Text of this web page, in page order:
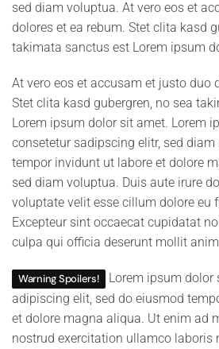
sed diam voluptua. At vero eos et
dolores et ea rebum. Stet clita kasd
takimata sanctus est Lorem ipsum
At vero eos et accusam et justo duo
Stet clita kasd gubergren, no sea
Lorem ipsum dolor sit amet. Lorem
consetetur sadipscing elitr, sed
tempor invidunt ut labore et dolore
sed diam voluptua. Duis aute irure
voluptate velit esse cillum dolore eu
Excepteur sint occaecat cupidatat
culpa qui officia deserunt mollit
Warning Spoilers!
Lorem ipsum dolor
adipiscing elit, sed do eiusmod
et dolore magna aliqua. Ut enim ad
nostrud exercitation ullamco laboris